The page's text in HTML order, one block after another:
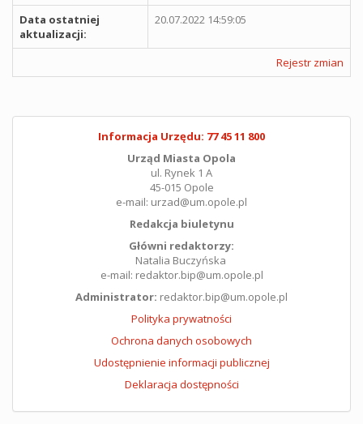
Data ostatniej
aktualizacji:
20.07.2022 14:59:05
Rejestr zmian
Informacja Urzędu: 77 45 11 800
Urząd Miasta Opola
ul. Rynek 1 A
45-015 Opole
e-mail: urzad@um.opole.pl
Redakcja biuletynu
Główni redaktorzy:
Natalia Buczyńska
e-mail: redaktor.bip@um.opole.pl
Administrator: redaktor.bip@um.opole.pl
Polityka prywatności
Ochrona danych osobowych
Udostępnienie informacji publicznej
Deklaracja dostępności